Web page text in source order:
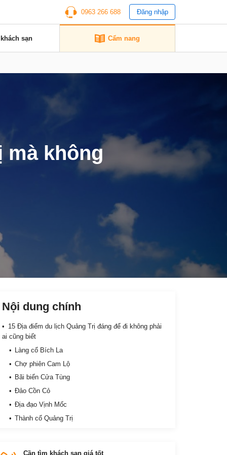
0963 266 688 Đăng nhập
khách sạn Cẩm nang
mà không
Nội dung chính
15 Địa điểm du lịch Quảng Trị đáng để đi không phải
ai cũng biết
Làng cổ Bích La
Chợ phiên Cam Lộ
Bãi biển Cửa Tùng
Đảo Cồn Cỏ
Địa đạo Vịnh Mốc
Thành cổ Quảng Trị
Cần tìm khách sạn giá tốt